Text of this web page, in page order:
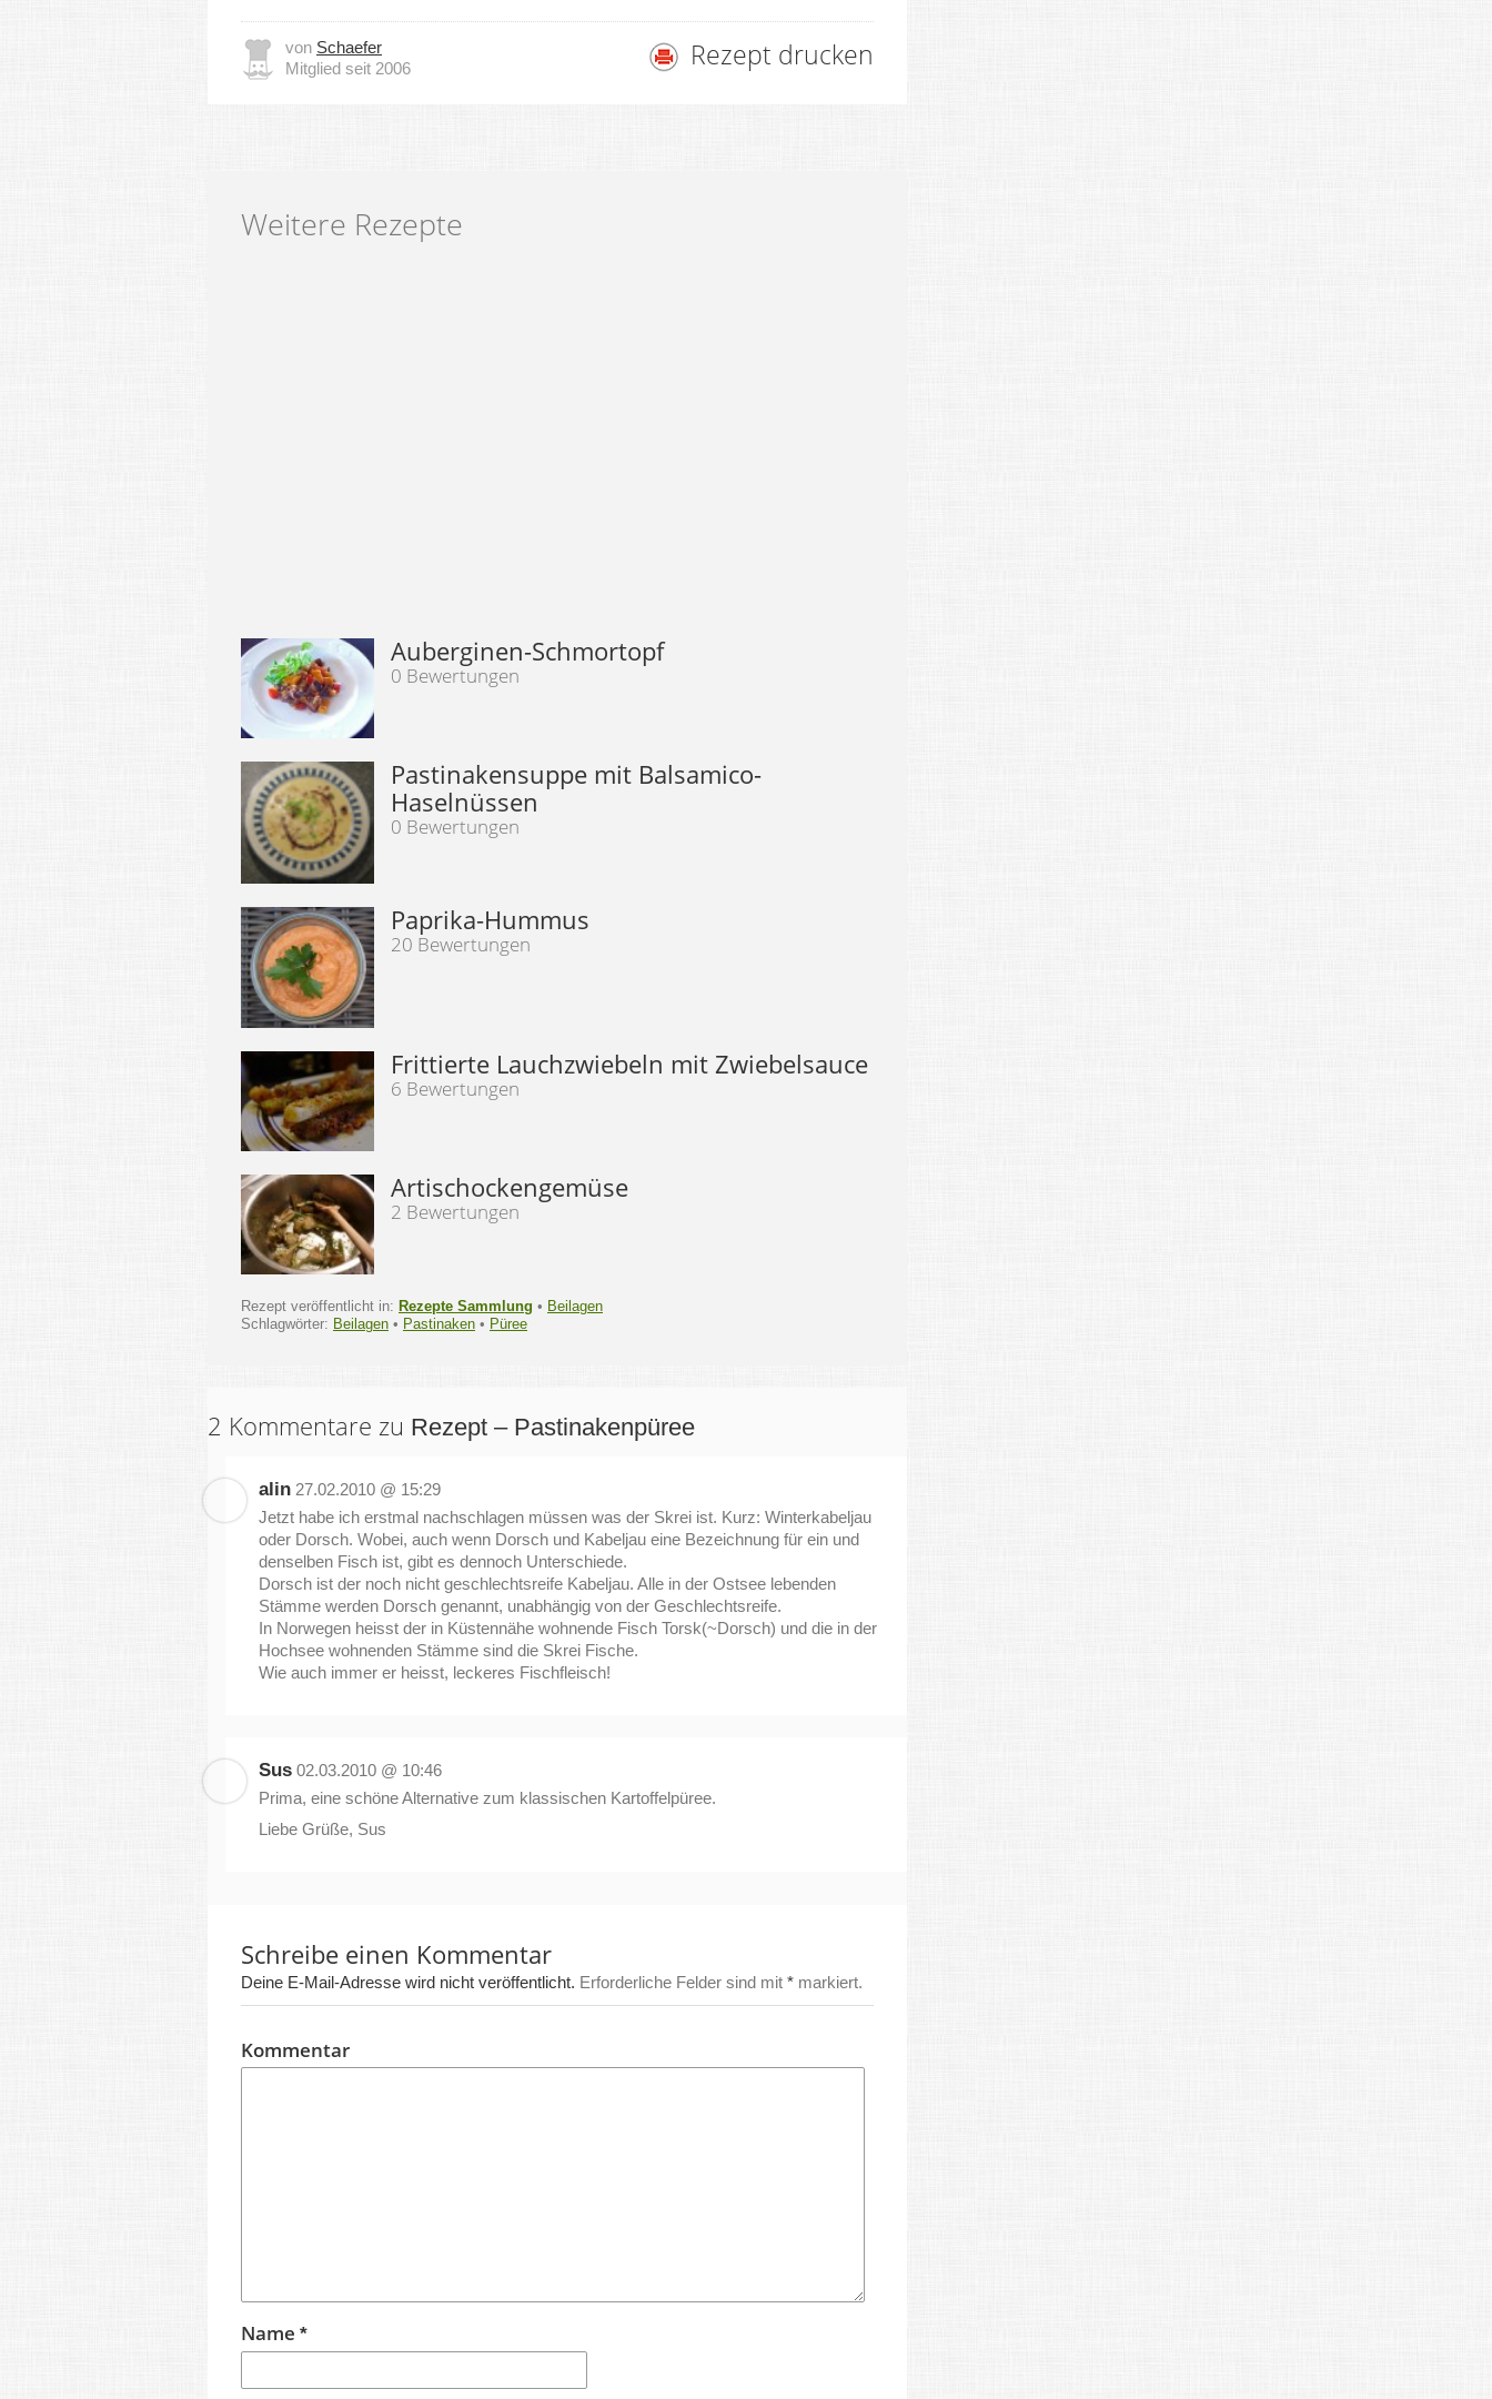
von Schaefer
Mitglied seit 2006
Rezept drucken
Weitere Rezepte
Auberginen-Schmortopf
0 Bewertungen
Pastinakensuppe mit Balsamico-
Haselnüssen
0 Bewertungen
Paprika-Hummus
20 Bewertungen
Frittierte Lauchzwiebeln mit Zwiebelsauce
6 Bewertungen
Artischockengemüse
2 Bewertungen
Rezept veröffentlicht in: Rezepte Sammlung • Beilagen
Schlagwörter: Beilagen • Pastinaken • Püree
2 Kommentare zu Rezept – Pastinakenpüree
alin 27.02.2010 @ 15:29
Jetzt habe ich erstmal nachschlagen müssen was der Skrei ist. Kurz: Winterkabeljau
oder Dorsch. Wobei, auch wenn Dorsch und Kabeljau eine Bezeichnung für ein und
denselben Fisch ist, gibt es dennoch Unterschiede.
Dorsch ist der noch nicht geschlechtsreife Kabeljau. Alle in der Ostsee lebenden
Stämme werden Dorsch genannt, unabhängig von der Geschlechtsreife.
In Norwegen heisst der in Küstennähe wohnende Fisch Torsk(~Dorsch) und die in der
Hochsee wohnenden Stämme sind die Skrei Fische.
Wie auch immer er heisst, leckeres Fischfleisch!
Sus 02.03.2010 @ 10:46
Prima, eine schöne Alternative zum klassischen Kartoffelpüree.
Liebe Grüße, Sus
Schreibe einen Kommentar
Deine E-Mail-Adresse wird nicht veröffentlicht. Erforderliche Felder sind mit * markiert.
Kommentar
Name *